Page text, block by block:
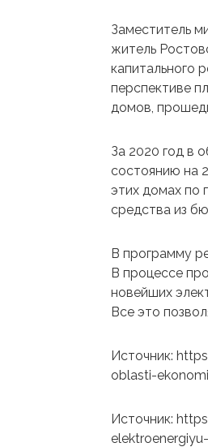
Заместитель
житель
капитального
перспективе
домов,
За 2020 год в
состоянию на
этих домах по
средства из
В программу
В процессе
новейших
Все это
Источник:
oblasti-
Источник: